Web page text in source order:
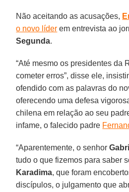
Não aceitando as acusações,
o novo líder em entrevista ao
Segunda.
“Até mesmo os presidentes da
cometer erros”, disse ele,
ofendido com as palavras do
oferecendo uma defesa
chilena em relação ao seu
infame, o falecido padre
“Aparentemente, o senhor
tudo o que fizemos para saber
Karadima, que foram
discípulos, o julgamento que